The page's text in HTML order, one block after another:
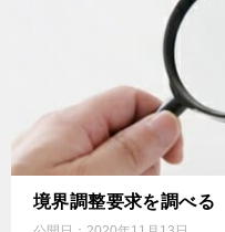
境界調整要求を調べる